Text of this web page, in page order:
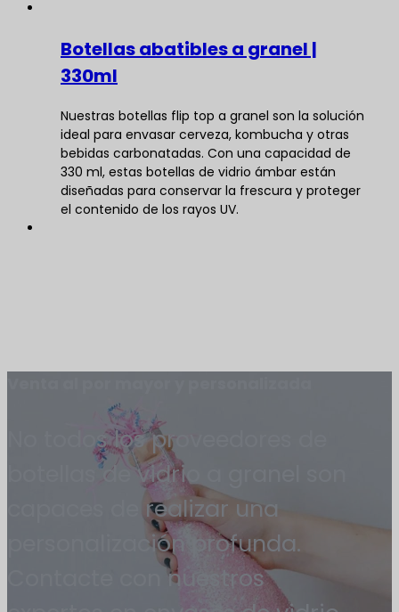
Botellas abatibles a granel |
330ml
Nuestras botellas flip top a granel son la solución
ideal para envasar cerveza, kombucha y otras
bebidas carbonatadas. Con una capacidad de
330 ml, estas botellas de vidrio ámbar están
diseñadas para conservar la frescura y proteger
el contenido de los rayos UV.
No todos los proveedores de
botellas de vidrio a granel son
capaces de realizar una
personalización profunda.
Contacte con nuestros